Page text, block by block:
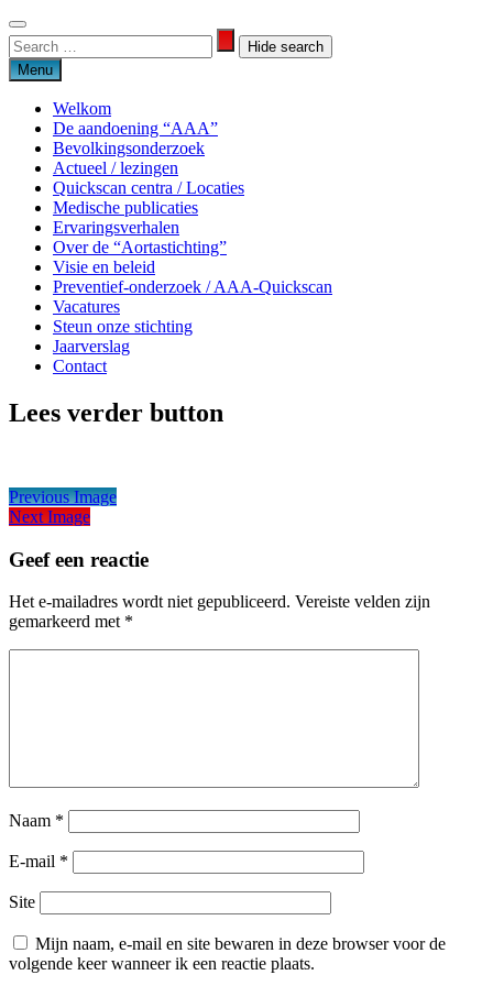
Skip
to
content
Search
for:
Search
Menu
Welkom
De aandoening “AAA”
Bevolkingsonderzoek
Actueel / lezingen
Quickscan centra / Locaties
Medische publicaties
Ervaringsverhalen
Over de “Aortastichting”
Visie en beleid
Preventief-onderzoek / AAA-Quickscan
Vacatures
Steun onze stichting
Jaarverslag
Contact
Lees verder button
Previous Image
Next Image
Geef een reactie
Het e-mailadres wordt niet gepubliceerd. Vereiste velden zijn
gemarkeerd met *
Naam *
E-mail *
Site
Mijn naam, e-mail en site bewaren in deze browser voor de
volgende keer wanneer ik een reactie plaats.